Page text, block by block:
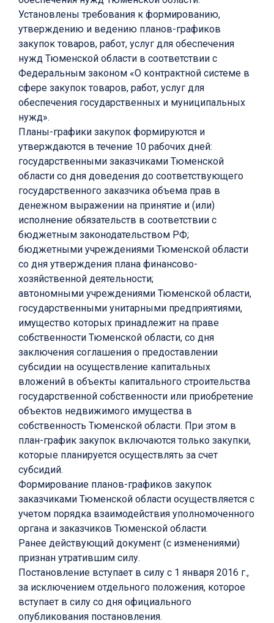
Установлены требования к формированию,
утверждению и ведению планов-графиков
закупок товаров, работ, услуг для обеспечения
нужд Тюменской области в соответствии с
Федеральным законом «О контрактной системе в
сфере закупок товаров, работ, услуг для
обеспечения государственных и муниципальных
нужд».
Планы-графики закупок формируются и
утверждаются в течение 10 рабочих дней:
государственными заказчиками Тюменской
области со дня доведения до соответствующего
государственного заказчика объема прав в
денежном выражении на принятие и (или)
исполнение обязательств в соответствии с
бюджетным законодательством РФ;
бюджетными учреждениями Тюменской области
со дня утверждения плана финансово-
хозяйственной деятельности;
автономными учреждениями Тюменской области,
государственными унитарными предприятиями,
имущество которых принадлежит на праве
собственности Тюменской области, со дня
заключения соглашения о предоставлении
субсидии на осуществление капитальных
вложений в объекты капитального строительства
государственной собственности или приобретение
объектов недвижимого имущества в
собственность Тюменской области. При этом в
план-график закупок включаются только закупки,
которые планируется осуществлять за счет
субсидий.
Формирование планов-графиков закупок
заказчиками Тюменской области осуществляется с
учетом порядка взаимодействия уполномоченного
органа и заказчиков Тюменской области.
Ранее действующий документ (с изменениями)
признан утратившим силу.
Постановление вступает в силу с 1 января 2016 г.,
за исключением отдельного положения, которое
вступает в силу со дня официального
опубликования постановления.